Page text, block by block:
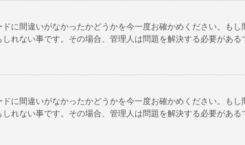
に間違いがなかったかどうかを今一度お確かめください。も
れない事です。その場合、管理人は問題を解決する必要がある
に間違いがなかったかどうかを今一度お確かめください。も
れない事です。その場合、管理人は問題を解決する必要がある